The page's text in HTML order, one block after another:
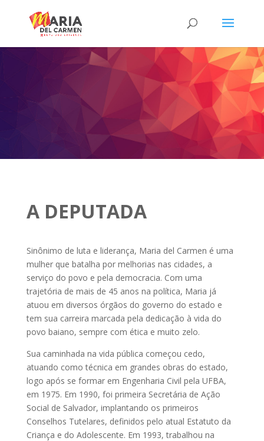
A DEPUTADA
Sinônimo de luta e liderança, Maria del Carmen é uma
mulher que batalha por melhorias nas cidades, a
serviço do povo e pela democracia. Com uma
trajetória de mais de 45 anos na política, Maria já
atuou em diversos órgãos do governo do estado e
tem sua carreira marcada pela dedicação à vida do
povo baiano, sempre com ética e muito zelo.
Sua caminhada na vida pública começou cedo,
atuando como técnica em grandes obras do estado,
logo após se formar em Engenharia Civil pela UFBA,
em 1975. Em 1990, foi primeira Secretária de Ação
Social de Salvador, implantando os primeiros
Conselhos Tutelares, definidos pelo atual Estatuto da
Criança e do Adolescente. Em 1993, trabalhou na